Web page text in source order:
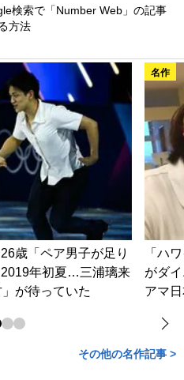
検索で「Number Web」の記事
方法
歳「ペア男子が足り
年初夏…三浦璃来
が待っていた
名作
「ハ
がダ
アマ
その他の名作記事 >